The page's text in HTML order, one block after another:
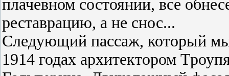
плачевном состоянии, все
реставрацию, а не снос...
Следующий пассаж, который
1914 годах архитектором